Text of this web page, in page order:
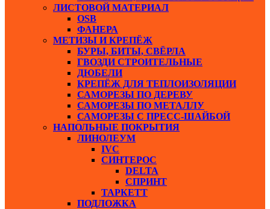
ЛИСТОВОЙ МАТЕРИАЛ
ОSB
ФАНЕРА
МЕТИЗЫ И КРЕПЁЖ
БУРЫ, БИТЫ, СВЁРЛА
ГВОЗДИ СТРОИТЕЛЬНЫЕ
ДЮБЕЛИ
КРЕПЁЖ ДЛЯ ТЕПЛОИЗОЛЯЦИИ
САМОРЕЗЫ ПО ДЕРЕВУ
САМОРЕЗЫ ПО МЕТАЛЛУ
САМОРЕЗЫ С ПРЕСС-ШАЙБОЙ
НАПОЛЬНЫЕ ПОКРЫТИЯ
ЛИНОЛЕУМ
IVC
СИНТЕРОС
DELTA
СПРИНТ
ТАРКЕТТ
ПОДЛОЖКА